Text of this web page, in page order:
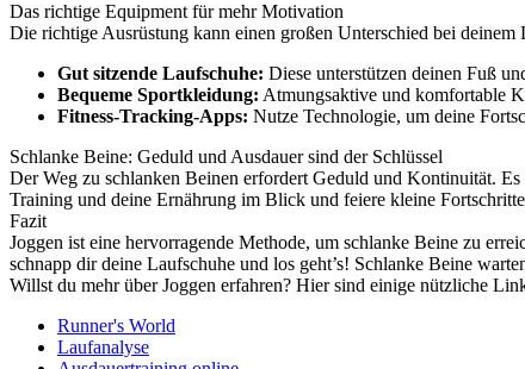
Das richtige Equipment für mehr Motivation
Die richtige Ausrüstung kann einen großen Unterschied bei deinem
Gut sitzende Laufschuhe: Diese unterstützen deinen Fuß
Bequeme Sportkleidung: Atmungsaktive und komfortable
Fitness-Tracking-Apps: Nutze Technologie, um deine
Schlanke Beine: Geduld und Ausdauer sind der Schlüssel
Der Weg zu schlanken Beinen erfordert Geduld und Kontinuität.
Training und deine Ernährung im Blick und feiere kleine
Fazit
Joggen ist eine hervorragende Methode, um schlanke Beine zu
schnapp dir deine Laufschuhe und los geht’s! Schlanke Beine
Willst du mehr über Joggen erfahren? Hier sind einige nützliche
Runner's World
Laufanalyse